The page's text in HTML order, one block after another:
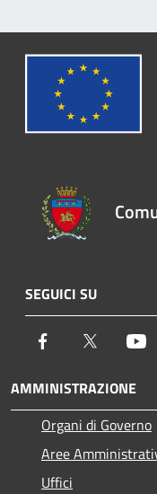
SEGUICI SU
Facebook Twitter
AMMINISTRAZIONE
Organi di Governo
Aree
Uffici